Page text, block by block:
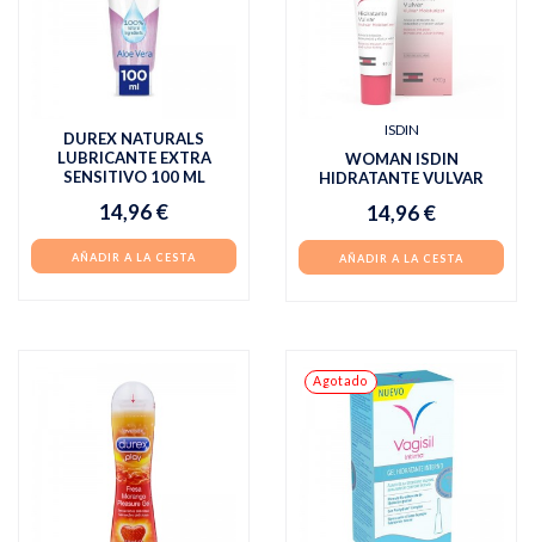
DUREX NATURALS
LUBRICANTE EXTRA
SENSITIVO 100 ML
14,96 €
AÑADIR A LA CESTA
ISDIN
WOMAN ISDIN
HIDRATANTE VULVAR
14,96 €
AÑADIR A LA CESTA
Agotado